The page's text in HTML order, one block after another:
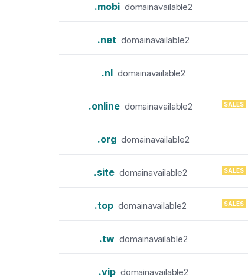
.mobi domainavailable2
.net domainavailable2
.nl domainavailable2
.online domainavailable2 SALES
.org domainavailable2
.site domainavailable2 SALES
.top domainavailable2 SALES
.tw domainavailable2
.vip domainavailable2